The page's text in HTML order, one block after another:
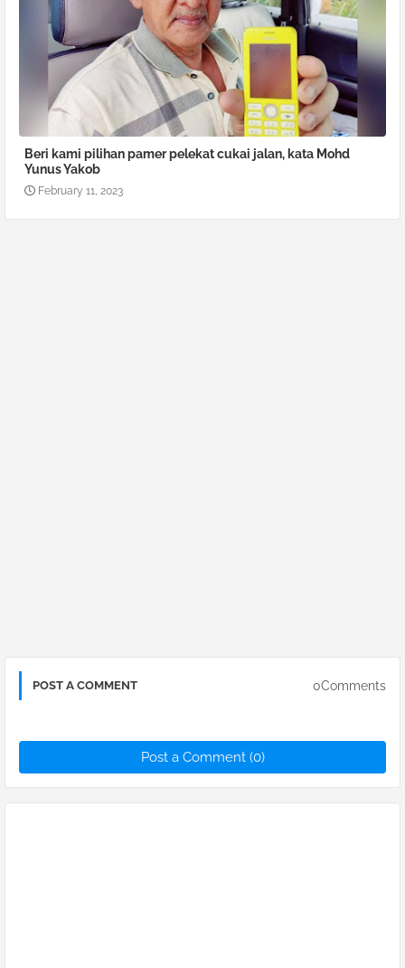
Beri kami pilihan pamer pelekat cukai jalan, kata Mohd
Yunus Yakob
February 11, 2023
POST A COMMENT 0Comments
Post a Comment (0)